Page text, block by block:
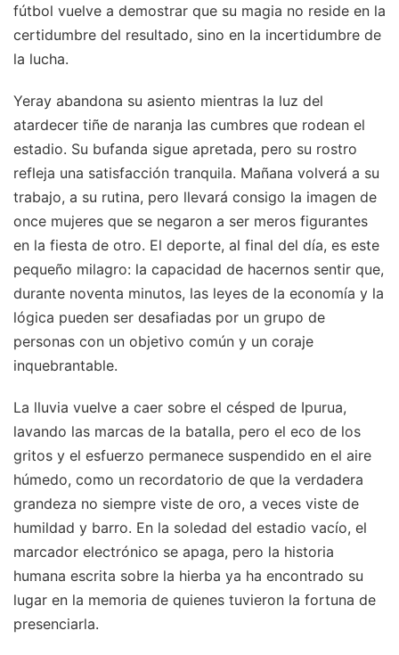
fútbol vuelve a demostrar que su magia no reside en la
certidumbre del resultado, sino en la incertidumbre de
la lucha.
Yeray abandona su asiento mientras la luz del
atardecer tiñe de naranja las cumbres que rodean el
estadio. Su bufanda sigue apretada, pero su rostro
refleja una satisfacción tranquila. Mañana volverá a su
trabajo, a su rutina, pero llevará consigo la imagen de
once mujeres que se negaron a ser meros figurantes
en la fiesta de otro. El deporte, al final del día, es este
pequeño milagro: la capacidad de hacernos sentir que,
durante noventa minutos, las leyes de la economía y la
lógica pueden ser desafiadas por un grupo de
personas con un objetivo común y un coraje
inquebrantable.
La lluvia vuelve a caer sobre el césped de Ipurua,
lavando las marcas de la batalla, pero el eco de los
gritos y el esfuerzo permanece suspendido en el aire
húmedo, como un recordatorio de que la verdadera
grandeza no siempre viste de oro, a veces viste de
humildad y barro. En la soledad del estadio vacío, el
marcador electrónico se apaga, pero la historia
humana escrita sobre la hierba ya ha encontrado su
lugar en la memoria de quienes tuvieron la fortuna de
presenciarla.